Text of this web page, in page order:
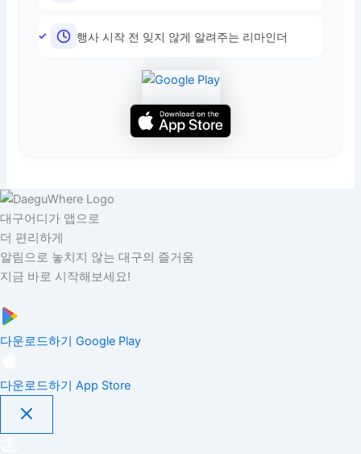
행사 시작 전 잊지 않게 알려주는 리마인더
대구어디가 앱으로
더 편리하게
알림으로 놓치지 않는 대구의 즐거움
지금 바로 시작해보세요!
다운로드하기 Google Play
다운로드하기 App Store